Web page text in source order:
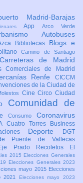
Madrid-Barajas
AppArco Verde
Autobuses
Bibliotecas Blogs e
Camino de Santiago
Carreteras de Madrid
Comerciales de Madrid
Renfe CICCM
de la Ciudad de
CineCircoCiudad
Comunidad de
Consumo Coronavirus
Cuatro Torres Business
Deporte DGT
Puente de Vallecas
Prado Recoletos
El
2015 Elecciones Generales
Elecciones Generales 2023
mayo 2015 Elecciones
2021 Elecciones mayo 2023